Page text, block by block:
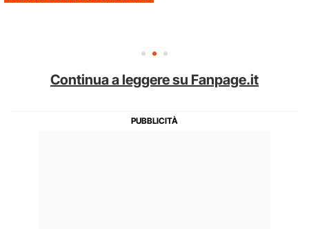
Continua a leggere su Fanpage.it